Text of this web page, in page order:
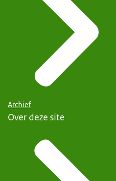
Archief
Over deze site